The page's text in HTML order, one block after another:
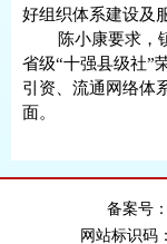
好组织体系建设及
陈小康要求，镇
省级“十强县级社”
引资、流通网络体
面。
备案号
网站标识码